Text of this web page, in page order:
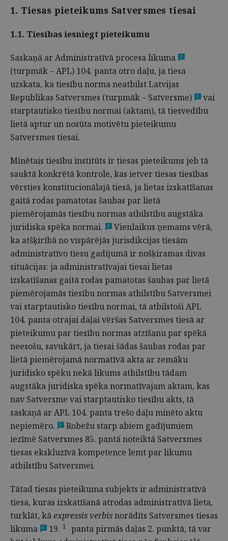
1. Tiesas pieteikums Satversmes tiesai
1.1. Tiesības iesniegt pieteikumu
Saskaņā ar Administratīvā procesa likuma 2
(turpmāk – APL) 104. panta otro daļu, ja tiesa
uzskata, ka tiesību norma neatbilst Latvijas
Republikas Satversmes (turpmāk – Satversme)
3
vai
starptautisko tiesību normai (aktam), tā tiesvedību
lietā aptur un nosūta motivētu pieteikumu
Satversmes tiesai.
Minētais tiesību institūts ir tiesas pieteikums jeb tā
sauktā konkrētā kontrole, kas ietver tiesas tiesības
vērsties konstitucionālajā tiesā, ja lietas izskatīšanas
gaitā rodas pamatotas šaubas par lietā
piemērojamās tiesību normas atbilstību augstāka
juridiska spēka normai.
4
Vienlaikus ņemams vērā,
ka atšķirībā no vispārējās jurisdikcijas tiesām
administratīvo tiesu gadījumā ir nošķiramas divas
situācijas: ja administratīvajai tiesai lietas
izskatīšanas gaitā rodas pamatotas šaubas par lietā
piemērojamās tiesību normas atbilstību Satversmei
vai starptautisko tiesību normai, tā atbilstoši APL
104. panta otrajai daļai vēršas Satversmes tiesā ar
pieteikumu par tiesību normas atzīšanu par spēkā
neesošu, savukārt, ja tiesai šādas šaubas rodas par
lietā piemērojamā normatīvā akta ar zemāku
juridisko spēku nekā likums atbilstību tādam
augstāka juridiska spēka normatīvajam aktam, kas
nav Satversme vai starptautisko tiesību akts, tā
saskaņā ar APL 104. panta trešo daļu minēto aktu
nepiemēro.
5
Robežu starp abiem gadījumiem
iezīmē Satversmes 85. pantā noteiktā Satversmes
tiesas ekskluzīvā kompetence lemt par likumu
atbilstību Satversmei.
Tātad tiesas pieteikuma subjekts ir administratīvā
tiesa, kuras izskatīšanā atrodas administratīvā lieta,
turklāt, kāexpressis verbisnorādīts Satversmes tiesas
likuma
6 19. 1
panta pirmās daļas 2. punktā, tā var